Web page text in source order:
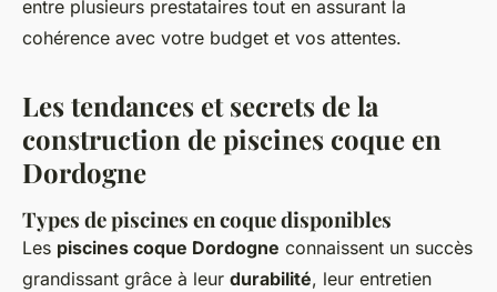
entre plusieurs prestataires tout en assurant la
cohérence avec votre budget et vos attentes.
Les tendances et secrets de la
construction de piscines coque en
Dordogne
Types de piscines en coque disponibles
Les piscines coque Dordogne connaissent un succès
grandissant grâce à leur durabilité, leur entretien